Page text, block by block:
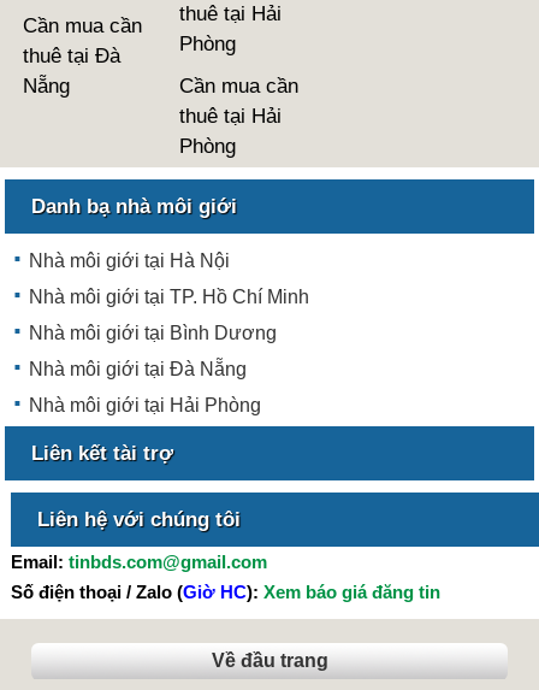
Cần mua cần
thuê tại Đà
Nẵng
thuê tại Hải
Phòng
Cần mua cần
thuê tại Hải
Phòng
Danh bạ nhà môi giới
Nhà môi giới tại Hà Nội
Nhà môi giới tại TP. Hồ Chí Minh
Nhà môi giới tại Bình Dương
Nhà môi giới tại Đà Nẵng
Nhà môi giới tại Hải Phòng
Liên kết tài trợ
Liên hệ với chúng tôi
Email: tinbds.com@gmail.com
Số điện thoại / Zalo (Giờ HC): Xem báo giá đăng tin
Về đầu trang